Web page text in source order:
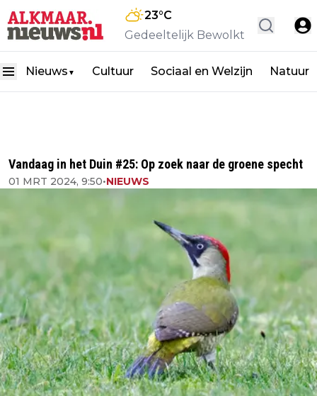
23°C
Gedeeltelijk Bewolkt
Nieuws ▼ Cultuur Sociaal en Welzijn Natuur
Vandaag in het Duin #25: Op zoek naar de groene specht
01 MRT 2024, 9:50•NIEUWS